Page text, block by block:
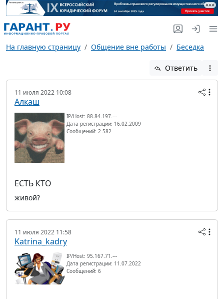
На главную страницу Общение вне работы Беседка
Ответить
11 июля 2022 10:08
Алкаш
IP/Host: 88.84.197.---
Дата регистрации: 16.02.2009
Сообщений: 2 582
ЕСТЬ КТО
живой?
11 июля 2022 11:58
Katrina_kadry
IP/Host: 95.167.71.---
Дата регистрации: 11.07.2022
Сообщений: 6